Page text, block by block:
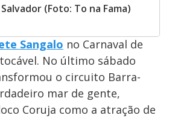
(Foto: To na Fama)
Sangalo no Carnaval de
No último sábado
o circuito Barra-
mar de gente,
Coruja como a atração de